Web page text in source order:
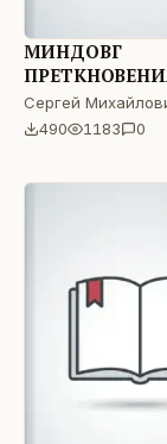
МИНДОВГ
Сергей
490
1183 0